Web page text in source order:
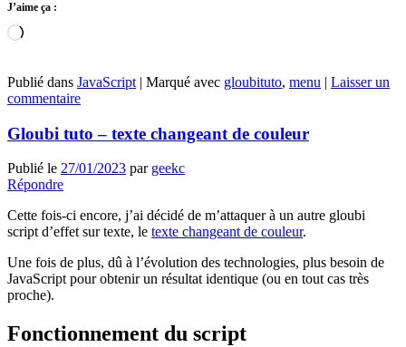
J’aime ça :
Chargement…
Publié dans JavaScript | Marqué avec gloubituto, menu | Laisser un
commentaire
Gloubi tuto – texte changeant de couleur
Publié le 27/01/2023 par geekc
Répondre
Cette fois-ci encore, j’ai décidé de m’attaquer à un autre gloubi
script d’effet sur texte, le texte changeant de couleur.
Une fois de plus, dû à l’évolution des technologies, plus besoin de
JavaScript pour obtenir un résultat identique (ou en tout cas très
proche).
Fonctionnement du script